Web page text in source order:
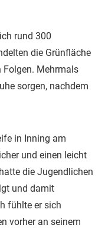
rund 300
die Grünfläche
Folgen. Mehrmals
sorgen, nachdem
in Inning am
und einen leicht
die Jugendlichen
und damit
fühlte er sich
vorher an seinem